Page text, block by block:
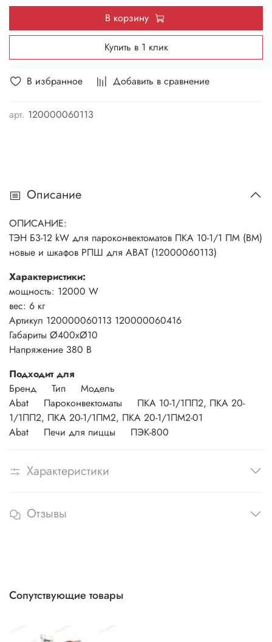
В избранное Добавить в сравнение
арт. 120000060113
В корзину
Купить в 1 клик
Описание
ОПИСАНИЕ:
ТЭН Б3-12 kW для пароконвектоматов ПКА 10-1/1 ПМ (ВМ)
новые и шкафов РПШ для ABAT (12000060113)
Характеристики:
мощность: 12000 W
вес: 6 кг
Артикул 120000060113 120000060416
Габариты Ø400хØ10
Напряжение 380 В
Подходит для
Бренд Тип Модель
Abat Пароконвектоматы ПКА 10-1/1ПП2, ПКА 20-
1/1ПП2, ПКА 20-1/1ПМ2, ПКА 20-1/1ПМ2-01
Abat Печи для пиццы ПЭК-800
Характеристики
Отзывы
Сопутствующие товары